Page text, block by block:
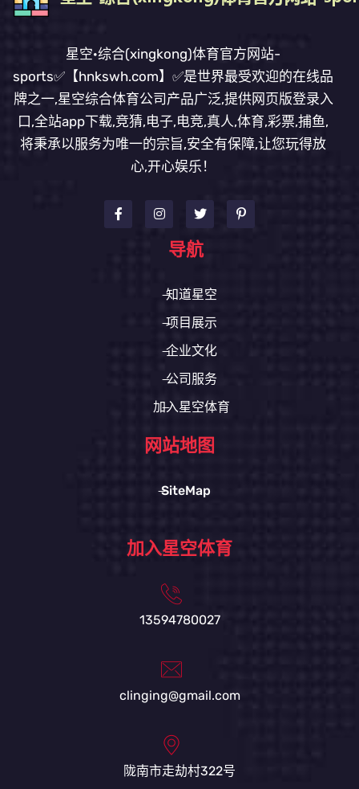
星空·综合(xingkong)体育官方网站-
sports✅【hnkswh.com】✅是世界最受欢迎的在线品
牌之一,星空综合体育公司产品广泛,提供网页版登录入
口,全站app下载,竞猜,电子,电竞,真人,体育,彩票,捕鱼,
将秉承以服务为唯一的宗旨,安全有保障,让您玩得放
心,开心娱乐！
导航
知道星空
项目展示
企业文化
公司服务
加入星空体育
网站地图
SiteMap
加入星空体育
13594780027
clinging@gmail.com
陇南市走劫村322号